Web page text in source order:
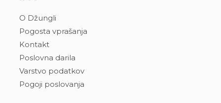
O Džungli
Pogosta vprašanja
Kontakt
Poslovna darila
Varstvo podatkov
Pogoji poslovanja